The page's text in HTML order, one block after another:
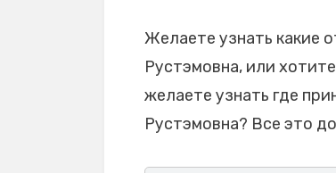
Желаете узнать какие
Рустэмовна, или
желаете узнать где
Рустэмовна? Все это